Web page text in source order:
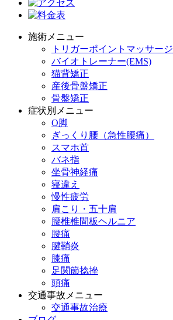
施術メニュー
トリガーポイントマッサージ
バイオトレーナー(EMS)
猫背矯正
産後骨盤矯正
骨盤矯正
症状別メニュー
O脚
ぎっくり腰（急性腰痛）
スマホ首
バネ指
坐骨神経痛
寝違え
慢性疲労
肩こり・五十肩
腰椎椎間板ヘルニア
腰痛
腱鞘炎
膝痛
足関節捻挫
頭痛
交通事故メニュー
交通事故治療